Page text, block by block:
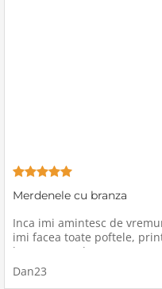
Merdenele cu branza
Inca imi amintesc de
imi facea toate poftele,
branza, care le mancam cu
facea, mai ales cand erau
erau
Dan23